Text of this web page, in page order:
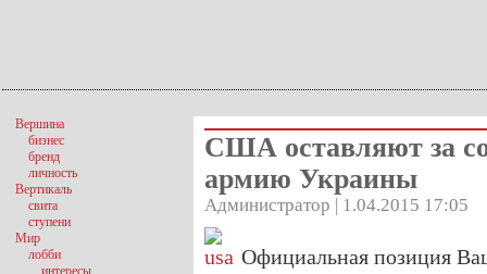
США оставляют за
армию Украины
Администратор | 1.04.2015 17:05
Официальная позиция
Вершина
бизнес
бренд
личность
Вертикаль
свита
ступени
Мир
лобби
интересы